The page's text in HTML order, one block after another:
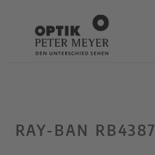
RAY-BAN RB4387